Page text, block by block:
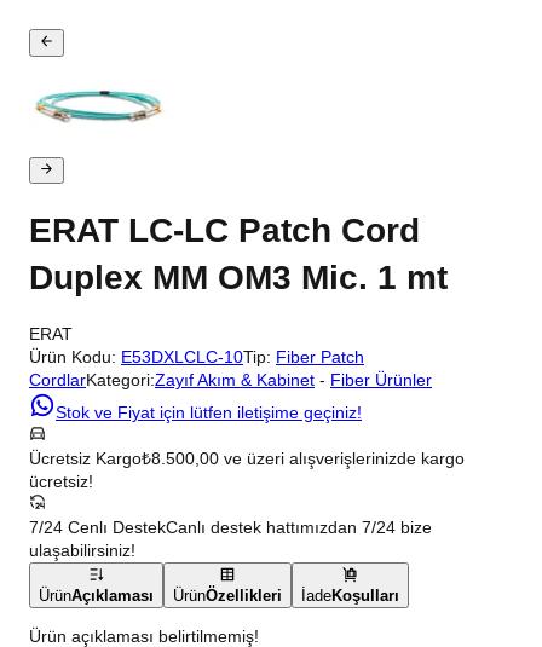
ERAT LC-LC Patch Cord
Duplex MM OM3 Mic. 1 mt
ERAT
Ürün Kodu: E53DXLCLC-10Tip: Fiber Patch
CordlarKategori:Zayıf Akım & Kabinet - Fiber Ürünler
Stok ve Fiyat için lütfen iletişime geçiniz!
Ücretsiz Kargo₺8.500,00 ve üzeri alışverişlerinizde kargo
ücretsiz!
7/24 Cenlı DestekCanlı destek hattımızdan 7/24 bize
ulaşabilirsiniz!
ÜrünAçıklaması ÜrünÖzellikleri İadeKoşulları
Ürün açıklaması belirtilmemiş!